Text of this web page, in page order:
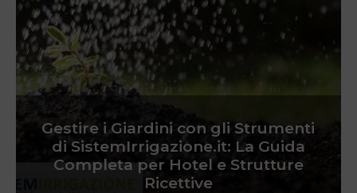
Gestire i Giardini con gli Strumenti
di SistemIrrigazione.it: La Guida
Completa per Hotel e Strutture
Ricettive